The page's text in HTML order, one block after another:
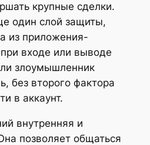
крупные сделки.
один слой защиты,
из приложения-
входе или выводе
злоумышленник
без второго фактора
в аккаунт.
внутренняя и
позволяет общаться